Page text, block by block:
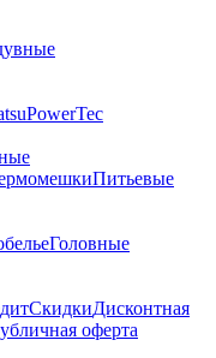
PowerTec
Питьевые
Головные
СкидкиДисконтная
оферта